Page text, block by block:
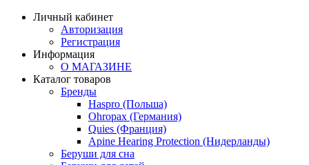
Личный кабинет
Авторизация
Регистрация
Информация
О МАГАЗИНЕ
Каталог товаров
Бренды
Haspro (Польша)
Ohropax (Германия)
Quies (Франция)
Apine Hearing Protection (Нидерланды)
Беруши для сна